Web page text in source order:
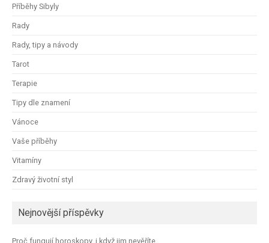
Příběhy Sibyly
Rady
Rady, tipy a návody
Tarot
Terapie
Tipy dle znamení
Vánoce
Vaše příběhy
Vitamíny
Zdravý životní styl
Nejnovější příspěvky
Proč fungují horoskopy, i když jim nevěříte